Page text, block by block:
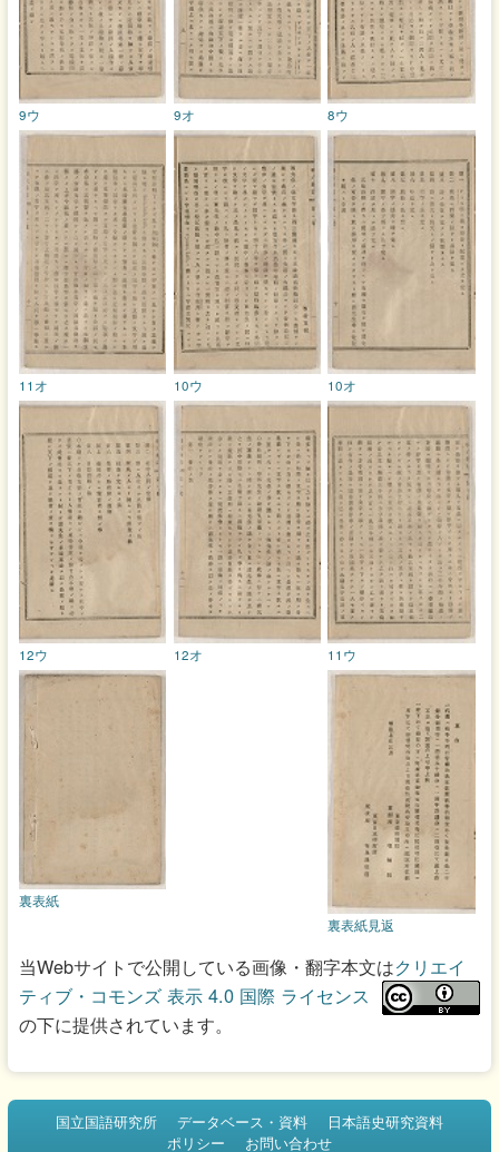
8ウ
9オ
9ウ
10オ
10ウ
11オ
11ウ
12オ
12ウ
裏表紙見返
裏表紙
当Webサイトで公開している画像・翻字本文はクリエイ
ティブ・コモンズ 表示 4.0 国際 ライセンス
の下に提供されています。
国立国語研究所 データベース・資料
日本語史研究資料
ポリシー
お問い合わせ